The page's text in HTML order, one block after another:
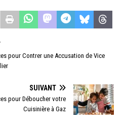
pour Contrer une Accusation de Vice
SUIVANT
pour Déboucher votre
Cuisinière à Gaz